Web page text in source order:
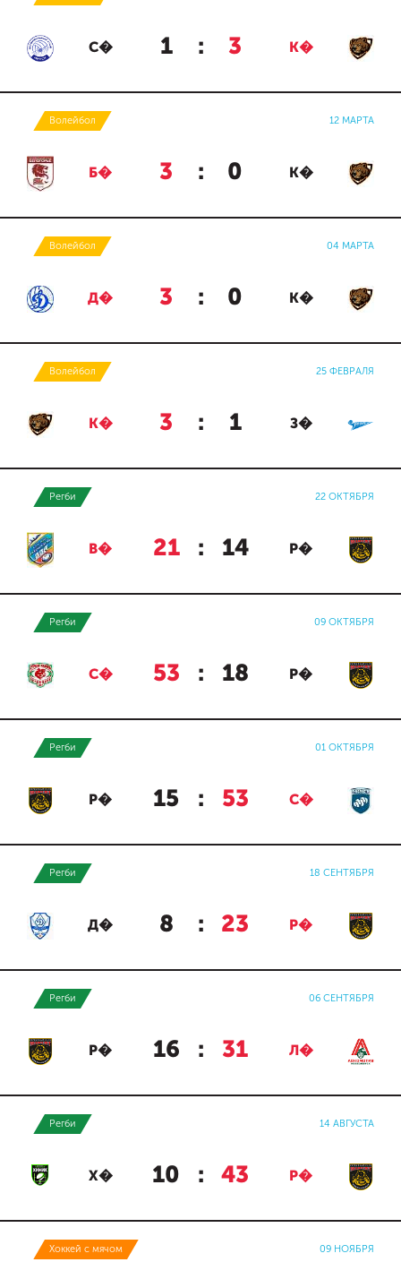
С� 1 : 3 К�
Волейбол 12 МАРТА
Б� 3 : 0 К�
Волейбол 04 МАРТА
Д� 3 : 0 К�
Волейбол 25 ФЕВРАЛЯ
К� 3 : 1 З�
Регби 22 ОКТЯБРЯ
В� 21 : 14 Р�
Регби 09 ОКТЯБРЯ
С� 53 : 18 Р�
Регби 01 ОКТЯБРЯ
Р� 15 : 53 С�
Регби 18 СЕНТЯБРЯ
Д� 8 : 23 Р�
Регби 06 СЕНТЯБРЯ
Р� 16 : 31 Л�
Регби 14 АВГУСТА
Х� 10 : 43 Р�
Хоккей с мячом 09 НОЯБРЯ